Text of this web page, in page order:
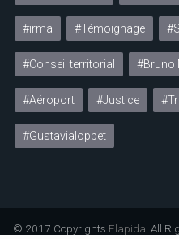
#irma #Témoignage
#Conseil territorial #Bruno
#Aéroport #Justice
#Gustavialoppet
© 2017 Copyrights Elapida . All